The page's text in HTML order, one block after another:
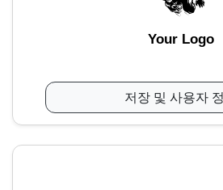
Your Logo
저장 및 사용자